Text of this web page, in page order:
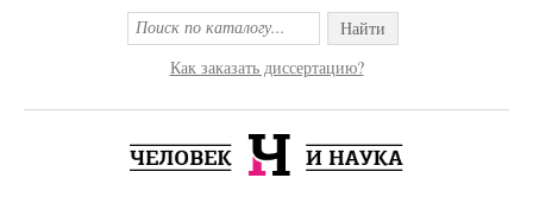
Найти
Как заказать диссертацию?